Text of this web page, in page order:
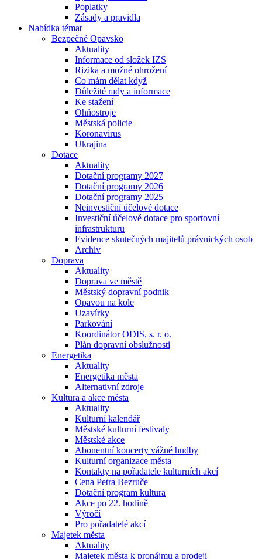
Poplatky
Zásady a pravidla
Nabídka témat
Bezpečné Opavsko
Aktuality
Informace od složek IZS
Rizika a možné ohrožení
Co mám dělat když
Důležité rady a informace
Ke stažení
Ohňostroje
Městská policie
Koronavirus
Ukrajina
Dotace
Aktuality
Dotační programy 2027
Dotační programy 2026
Dotační programy 2025
Neinvestiční účelové dotace
Investiční účelové dotace pro sportovní
infrastrukturu
Evidence skutečných majitelů právnických osob
Archiv
Doprava
Aktuality
Doprava ve městě
Městský dopravní podnik
Opavou na kole
Uzavírky
Parkování
Koordinátor ODIS, s. r. o.
Plán dopravní obslužnosti
Energetika
Aktuality
Energetika města
Alternativní zdroje
Kultura a akce města
Aktuality
Kulturní kalendář
Městské kulturní festivaly
Městské akce
Abonentní koncerty vážné hudby
Kulturní organizace města
Kontakty na pořadatele kulturních akcí
Cena Petra Bezruče
Dotační program kultura
Akce po 22. hodině
Výročí
Pro pořadatelé akcí
Majetek města
Aktuality
Majetek města k pronájmu a prodeji